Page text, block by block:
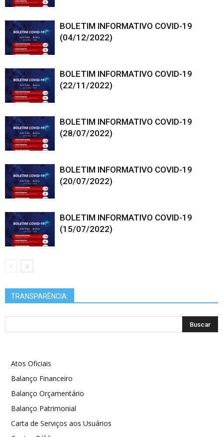
BOLETIM INFORMATIVO COVID-19
(04/12/2022)
BOLETIM INFORMATIVO COVID-19
(22/11/2022)
BOLETIM INFORMATIVO COVID-19
(28/07/2022)
BOLETIM INFORMATIVO COVID-19
(20/07/2022)
BOLETIM INFORMATIVO COVID-19
(15/07/2022)
TRANSPARÊNCIA:
Atos Oficiais
Balanço Financeiro
Balanço Orçamentário
Balanço Patrimonial
Carta de Serviços aos Usuários